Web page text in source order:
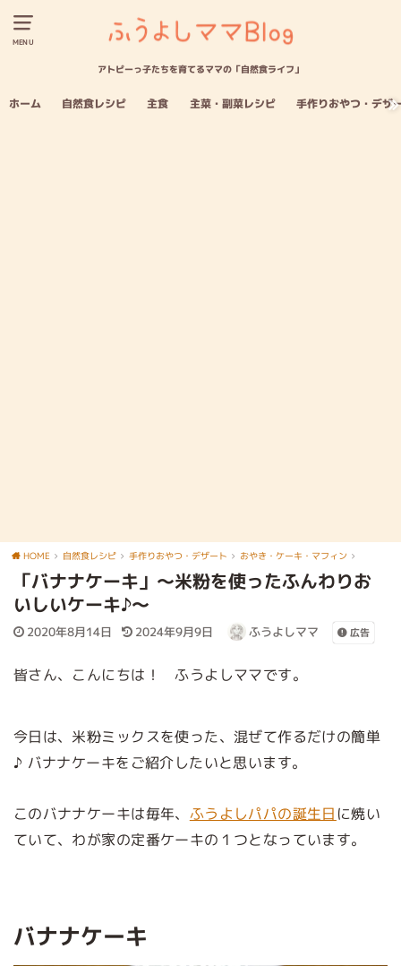
MENU
アトピーっ子たちを育てるママの「自然食ライフ」
ホーム 自然食レシピ 主食 主菜・副菜レシピ 手作りおやつ・デザ
HOME 自然食レシピ 手作りおやつ・デザート おやき・ケーキ・マフィン
「バナナケーキ」～米粉を使ったふんわりお
いしいケーキ♪～
2020年8月14日 2024年9月9日 ふうよしママ 広告
皆さん、こんにちは！ ふうよしママです。
今日は、米粉ミックスを使った、混ぜて作るだけの簡単
♪ バナナケーキをご紹介したいと思います。
このバナナケーキは毎年、 ふうよしパパの誕生日 に焼い
ていて、わが家の定番ケーキの１つとなっています。
バナナケーキ